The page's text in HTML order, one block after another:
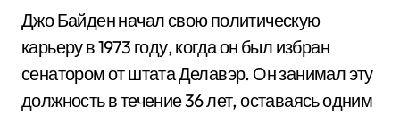
Джо Байден начал свою политическую
карьеру в 1973 году, когда он был избран
сенатором от штата Делавэр. Он занимал эту
должность в течение 36 лет, оставаясь одним